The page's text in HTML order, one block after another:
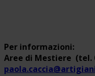
Per informazioni:
Aree di Mestiere (tel.